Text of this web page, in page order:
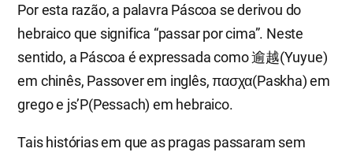
Por esta razão, a palavra Páscoa se derivou do
hebraico que significa “passar por cima”. Neste
sentido, a Páscoa é expressada como 逾越(Yuyue)
em chinês, Passover em inglês, πασχα(Paskha) em
grego e js’P(Pessach) em hebraico.
Tais histórias em que as pragas passaram sem